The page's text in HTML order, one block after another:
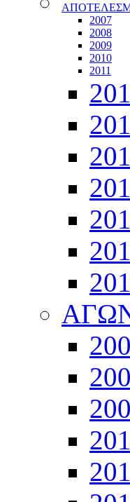
2007
2008
2009
2010
2011